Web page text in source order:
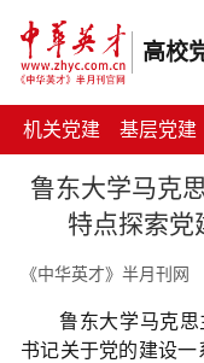
高校
机关党建 基层党建
鲁东大学马克
特点探索党
《中华英才》半月刊网
鲁东大学马克
书记关于党的建设一